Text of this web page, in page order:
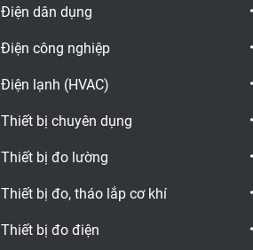
Điều khiển van
Điện dân dụng
Điện công nghiệp
Điện lạnh (HVAC)
Thiết bị chuyên dụng
Thiết bị đo lường
Thiết bị đo, tháo lắp cơ khí
Thiết bị đo điện